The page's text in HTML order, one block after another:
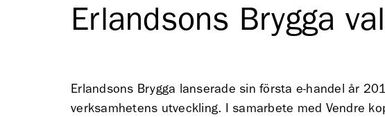
Erlandsons Brygga
Erlandsons Brygga lanserade sin första e-handel år
verksamhetens utveckling. I samarbete med Vendre